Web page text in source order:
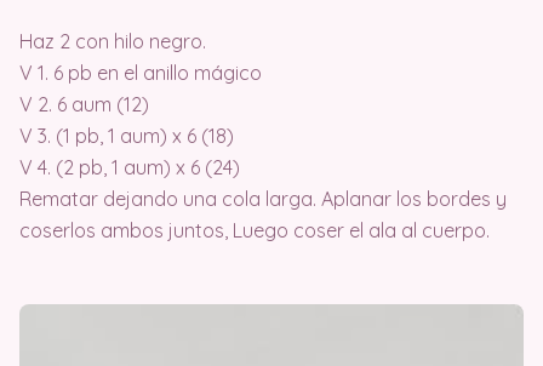
Haz 2 con hilo negro.
V 1. 6 pb en el anillo mágico
V 2. 6 aum (12)
V 3. (1 pb, 1 aum) x 6 (18)
V 4. (2 pb, 1 aum) x 6 (24)
Rematar dejando una cola larga. Aplanar los bordes y
coserlos ambos juntos, Luego coser el ala al cuerpo.